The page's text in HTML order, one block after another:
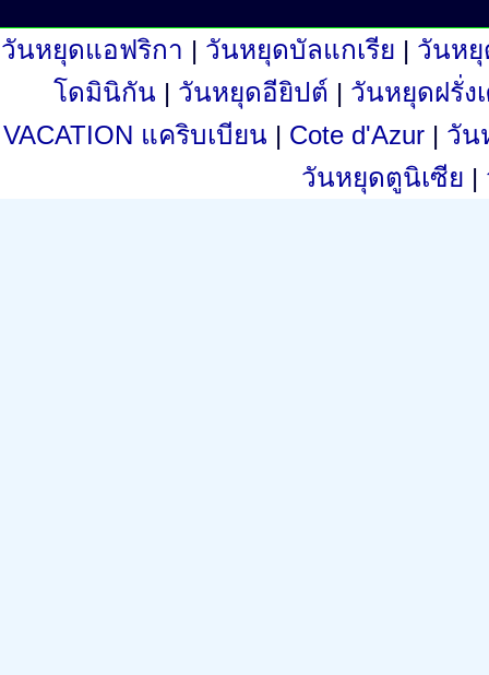
วันหยุดแอฟริกา | วันหยุดบัลแกเรีย | วันหยุ
โดมินิกัน | วันหยุดอียิปต์ | วันหยุดฝรั่ง
VACATION แคริบเบียน | Cote d'Azur | วัน
วันหยุดตูนิเซีย |